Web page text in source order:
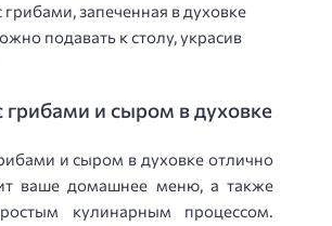
запеченная в духовке
подавать к столу, украсив
грибами и сыром в духовке
и сыром в духовке отлично
ваше домашнее меню, а также
кулинарным процессом.